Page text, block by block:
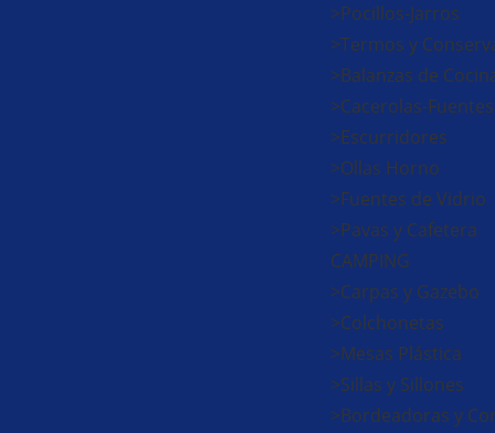
>Pocillos-Jarros
>Termos y
>Balanzas de
>Cacerolas-
>Escurridores
>Ollas Horno
>Fuentes de Vidrio
>Pavas y Cafetera
CAMPING
>Carpas y Gazebo
>Colchonetas
>Mesas Plástica
>Sillas y Sillones
>Bordeadoras y